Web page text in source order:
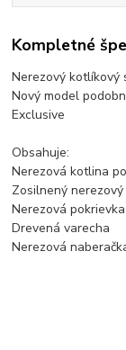
Kompletné
Nerezový kotlíkový
Nový model
Exclusive
Obsahuje:
Nerezová kotlina
Zosilnený
Nerezová
Drevená varecha
Nerezová